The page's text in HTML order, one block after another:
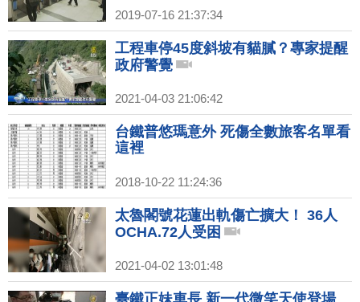
2019-07-16 21:37:34
工程車停45度斜坡有貓膩？專家提醒
政府警覺
2021-04-03 21:06:42
台鐵普悠瑪意外 死傷全數旅客名單看
這裡
2018-10-22 11:24:36
太魯閣號花蓮出軌傷亡擴大！ 36人
OCHA.72人受困
2021-04-02 13:01:48